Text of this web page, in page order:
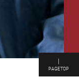
｜
PAGETOP